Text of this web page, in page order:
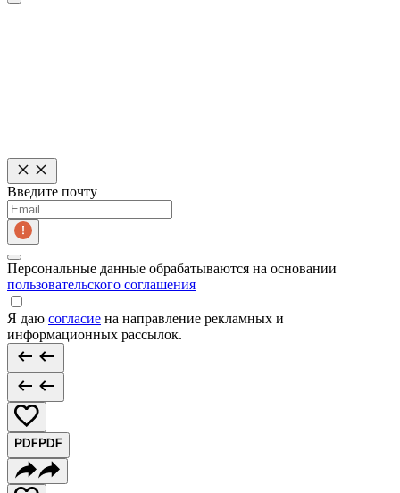
Введите почту
Персональные данные обрабатываются на основании
пользовательского соглашения
Я даю согласие на направление рекламных и
информационных рассылок.